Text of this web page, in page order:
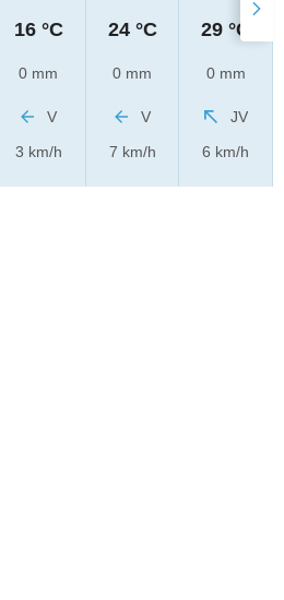
16 °C
0 mm
V
3 km/h
24 °C
0 mm
V
7 km/h
29 °C
0 mm
JV
6 km/h